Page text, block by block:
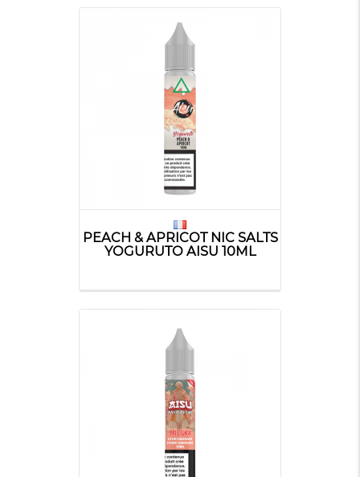
PEACH & APRICOT NIC SALTS
YOGURUTO AISU 10ML